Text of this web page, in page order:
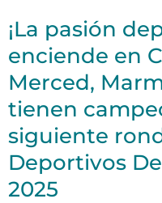
¡La pasión
enciende en
Merced,
tienen
siguiente
Deportivos
2025